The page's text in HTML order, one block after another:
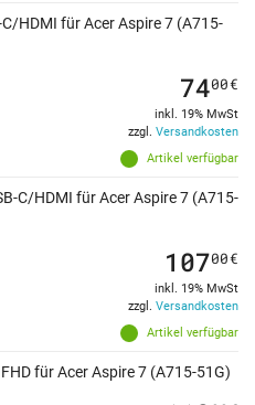
HDMI für Acer Aspire 7 (A715-
Artikel verfügbar
7400€
inkl. 19% MwSt
zzgl. Versandkosten
C/HDMI für Acer Aspire 7 (A715-
Artikel verfügbar
10700€
inkl. 19% MwSt
zzgl. Versandkosten
für Acer Aspire 7 (A715-51G)